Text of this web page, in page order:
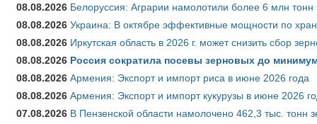
08.08.2026 Белоруссия: Аграрии намолотили более 6 млн тонн
08.08.2026 Украина: В октябре эффективные мощности по
08.08.2026 Иркутская область в 2026 г. может снизить сбор
08.08.2026 Россия сократила посевы зерновых до
08.08.2026 Армения: Экспорт и импорт риса в июне 2026 года
08.08.2026 Армения: Экспорт и импорт кукурузы в июне 2026
07.08.2026 В Пензенской области намолочено 462,3 тыс. тонн